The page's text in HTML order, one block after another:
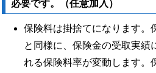
必要です。（任意加入）
保険料は掛捨てになります。
と同様に、保険金の受取実績
れる保険料率が変動します。